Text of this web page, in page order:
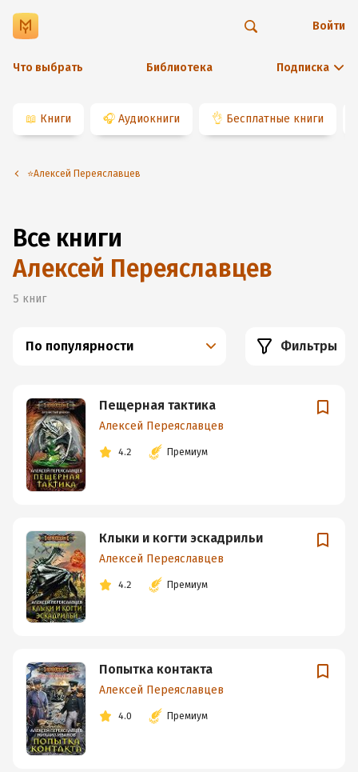
Что выбрать Библиотека Подписка
Войти
📖 Книги 🎧 Аудиокниги 👌 Бесплатные книги
⭐️Алексей Переяславцев
Все книги
Алексей Переяславцев
5 книг
По популярности Фильтры
Пещерная тактика
Алексей Переяславцев
4.2 Премиум
Клыки и когти эскадрильи
Алексей Переяславцев
4.2 Премиум
Попытка контакта
Алексей Переяславцев
4.0 Премиум